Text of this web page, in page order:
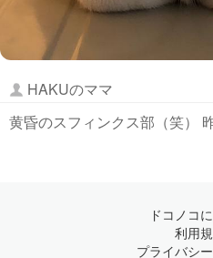
HAKUのママ
黄昏のスフィンクス部（笑）
ドコノコ
利用
プライバシ